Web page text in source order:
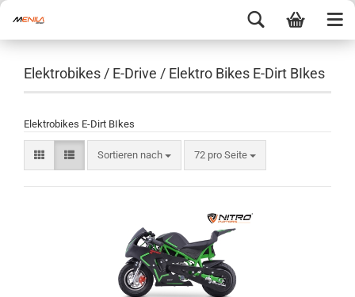
Elektrobikes / E-Drive / Elektro Bikes E-Dirt BIkes
Elektrobikes E-Dirt BIkes
Sortieren nach 72 pro Seite